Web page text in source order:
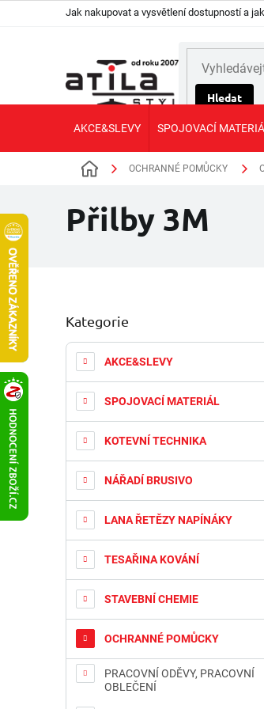
Jak nakupovat a vysvětlení dostupností a
Hledat
AKCE&SLEVY SPOJOVACÍ
Domů OCHRANNÉ POMŮCKY
Přilby 3M
o
s
r
n
p
n
Přeskočit
kategorie
Kategorie
AKCE&SLEVY
SPOJOVACÍ MATERIÁL
KOTEVNÍ TECHNIKA
NÁŘADÍ BRUSIVO
LANA ŘETĚZY NAPÍNÁKY
TESAŘINA KOVÁNÍ
STAVEBNÍ CHEMIE
OCHRANNÉ POMŮCKY
PRACOVNÍ ODĚVY, PRACOVNÍ
OBLEČENÍ